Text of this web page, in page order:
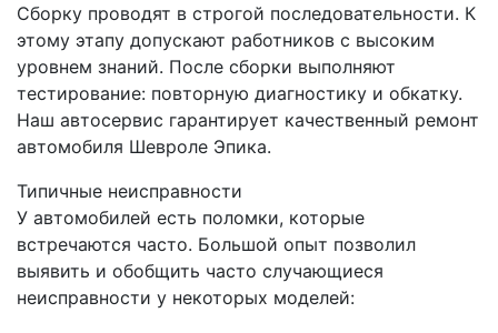
Сборку проводят в строгой последовательности. К
этому этапу допускают работников с высоким
уровнем знаний. После сборки выполняют
тестирование: повторную диагностику и обкатку.
Наш автосервис гарантирует качественный ремонт
автомобиля Шевроле Эпика.
Типичные неисправности
У автомобилей есть поломки, которые
встречаются часто. Большой опыт позволил
выявить и обобщить часто случающиеся
неисправности у некоторых моделей: